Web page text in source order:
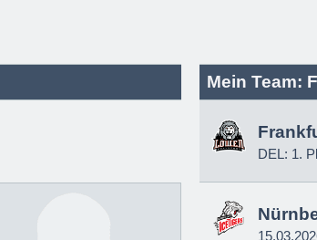
Mein Team:
DEL: 1.